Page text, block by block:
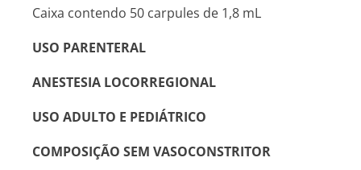
Caixa contendo 50 carpules de 1,8 mL
USO PARENTERAL
ANESTESIA LOCORREGIONAL
USO ADULTO E PEDIÁTRICO
COMPOSIÇÃO SEM VASOCONSTRITOR